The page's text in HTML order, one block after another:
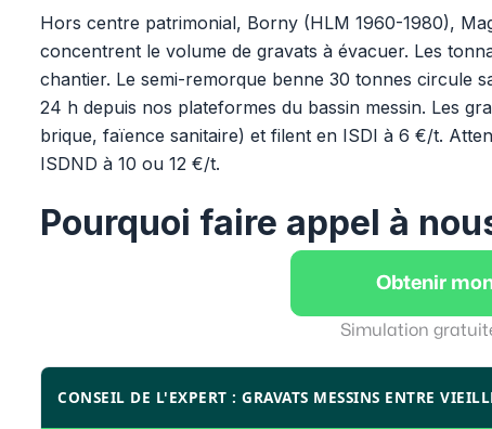
Hors centre patrimonial, Borny (HLM 1960-1980),
concentrent le volume de gravats à évacuer. Les
chantier. Le semi-remorque benne 30 tonnes circule
24 h depuis nos plateformes du bassin messin. Les
brique, faïence sanitaire) et filent en ISDI à 6 €/t.
ISDND à 10 ou 12 €/t.
Pourquoi faire appel à
Obtenir
Simulation
CONSEIL DE L'EXPERT : GRAVATS MESSINS ENTRE